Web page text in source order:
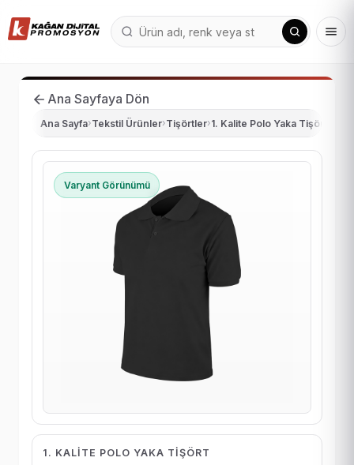
Ana Sayfaya Dön
Ana Sayfa›Tekstil Ürünler›Tişörtler›1. Kalite Polo Yaka Tişört
Varyant Görünümü
1. KALITE POLO YAKA TIŞÖRT